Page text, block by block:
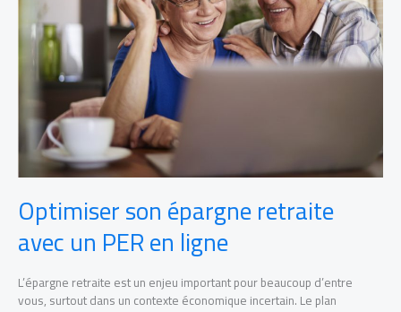
Optimiser son épargne retraite
avec un PER en ligne
L’épargne retraite est un enjeu important pour beaucoup d’entre
vous, surtout dans un contexte économique incertain. Le plan
avec
un
PER
ligne